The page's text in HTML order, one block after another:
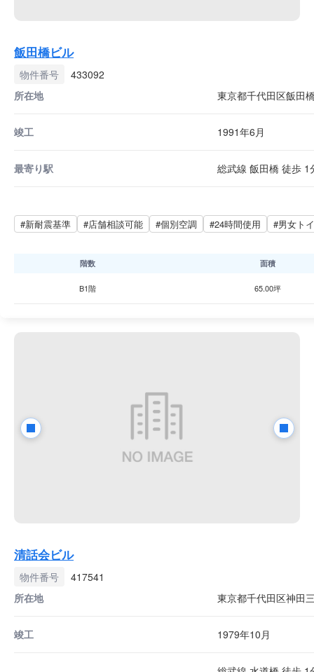
飯田橋ビル
物件番号
433092
所在地
東京都千代田区飯田
竣工 1991年6月
最寄り駅 総武線 飯田橋 徒歩 1
#新耐震基準 #店舗相談可能 #個別空調 #24時間使用 #男女ト
階数 面積
B1階 65.00坪
清話会ビル
物件番号
417541
所在地
東京都千代田区神田
竣工 1979年10月